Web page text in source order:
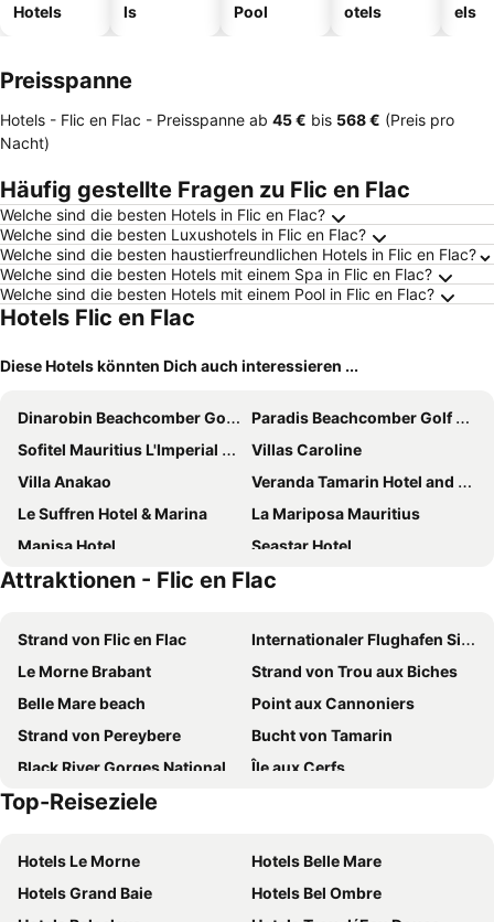
Hotels
ls
Pool
otels
els
Preisspanne
Hotels - Flic en Flac - Preisspanne ab ‎45 € bis ‎568 € (Preis pro
Nacht)
Häufig gestellte Fragen zu Flic en Flac
Welche sind die besten Hotels in Flic en Flac?
Welche sind die besten Luxushotels in Flic en Flac?
Welche sind die besten haustierfreundlichen Hotels in Flic en Flac?
Welche sind die besten Hotels mit einem Spa in Flic en Flac?
Welche sind die besten Hotels mit einem Pool in Flic en Flac?
Hotels Flic en Flac
Diese Hotels könnten Dich auch interessieren ...
Dinarobin Beachcomber Golf Resort & Spa
Paradis Beachcomber Golf Resort & Spa
Sofitel Mauritius L'Imperial Resort & Spa
Villas Caroline
Villa Anakao
Veranda Tamarin Hotel and Spa
Le Suffren Hotel & Marina
La Mariposa Mauritius
Manisa Hotel
Seastar Hotel
Aanari Hotel & Spa
The Bay
Lakaz Chamarel Exclusive Lodge
Hennessy Park Hotel
Hotel Chalets Chamarel
Shanti Ghar Guest House
VillaSun
Labourdonnais Waterfront Hotel
Sunset Villa
Kozy Le Morne
Tamarina Golf & Spa Boutique Hotel
Residence Padma
West Sand Holidays
Les 2 canons
Marguery Villas
Voila Bagatelle
Tam Studio
Attraktionen - Flic en Flac
Strand von Flic en Flac
Internationaler Flughafen Sir Seewoosagur Ramgoolam
Le Morne Brabant
Strand von Trou aux Biches
Belle Mare beach
Point aux Cannoniers
Strand von Pereybere
Bucht von Tamarin
Black River Gorges National Park
Île aux Cerfs
Pamplemousses
Naturhistorisches Museum Mauritius
Chinesenviertel
Casela & Yemen Park
Voliers de l'ocean
Top-Reiseziele
Hotels Le Morne
Hotels Belle Mare
Hotels Grand Baie
Hotels Bel Ombre